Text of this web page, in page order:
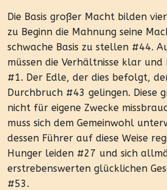
Die Basis großer Macht bilden
zu Beginn die Mahnung seine
schwache Basis zu stellen #44.
müssen die Verhältnisse klar
#1. Der Edle, der dies befolgt,
Durchbruch #43 gelingen. Diese
nicht für eigene Zwecke
muss sich dem Gemeinwohl
dessen Führer auf diese Weise
Hunger leiden #27 und sich
erstrebenswerten glücklichen
#53.